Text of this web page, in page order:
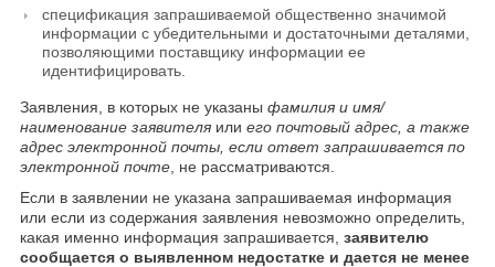
спецификация запрашиваемой общественно значимой
информации с убедительными и достаточными деталями,
позволяющими поставщику информации ее
идентифицировать.
Заявления, в которых не указаны фамилия и имя/
наименование заявителя или его почтовый адрес, а также
адрес электронной почты, если ответ запрашивается по
электронной почте , не рассматриваются.
Если в заявлении не указана запрашиваемая информация
или если из содержания заявления невозможно определить,
какая именно информация запрашивается, заявителю
сообщается о выявленном недостатке и дается не менее